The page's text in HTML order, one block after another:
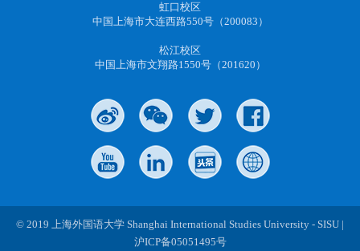
虹口校区
中国上海市大连西路550号（200083）
松江校区
中国上海市文翔路1550号（201620）
© 2019 上海外国语大学 Shanghai International Studies University - SISU |
沪ICP备05051495号